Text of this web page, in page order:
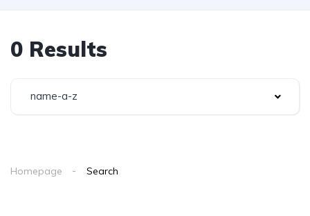
0 Results
name-a-z
Homepage Search